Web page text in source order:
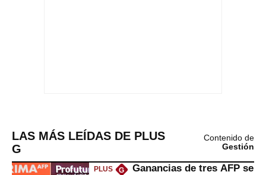
LAS MÁS LEÍDAS DE PLUS
G
Contenido de
Gestión
PLUS G
Ganancias de tres AFP se